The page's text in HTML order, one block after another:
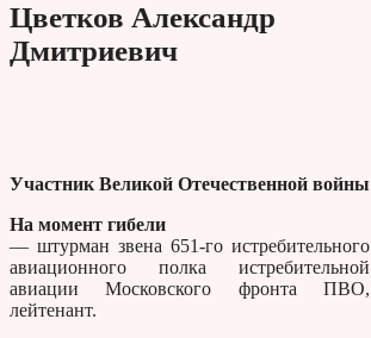
Цветков Александр
Дмитриевич
Участник Великой Отечественной войны
На момент гибели
— штурман звена 651-го истребительного
авиационного полка истребительной
авиации Московского фронта ПВО,
лейтенант.